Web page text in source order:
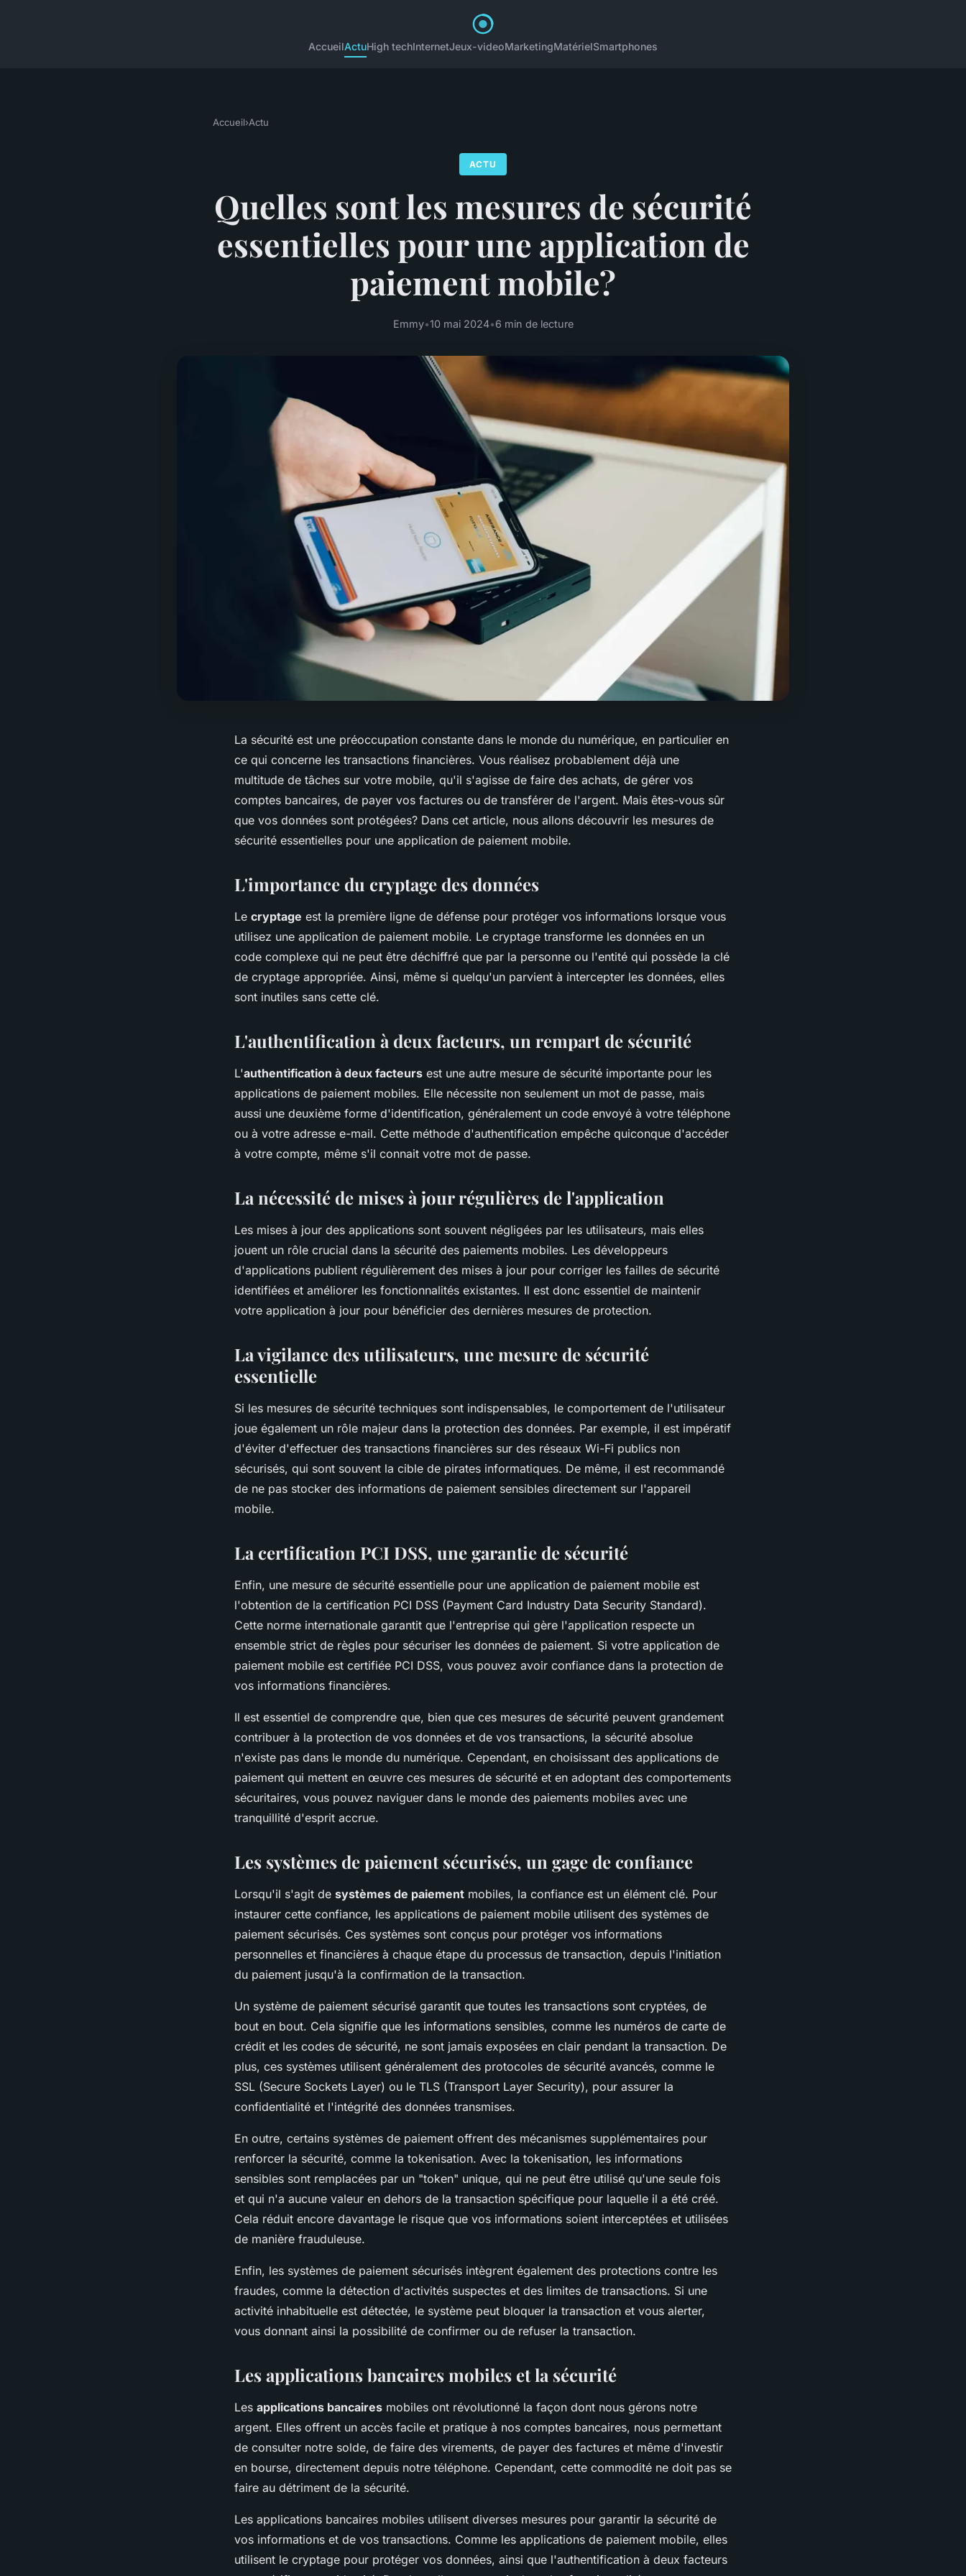
AccueilActuHigh techInternetJeux-videoMarketingMatérielSmartphones
Accueil›Actu
ACTU
Quelles sont les mesures de sécurité
essentielles pour une application de
paiement mobile?
Emmy•10 mai 2024•6 min de lecture
La sécurité est une préoccupation constante dans le monde du numérique, en particulier en
ce qui concerne les transactions financières. Vous réalisez probablement déjà une
multitude de tâches sur votre mobile, qu'il s'agisse de faire des achats, de gérer vos
comptes bancaires, de payer vos factures ou de transférer de l'argent. Mais êtes-vous sûr
que vos données sont protégées? Dans cet article, nous allons découvrir les mesures de
sécurité essentielles pour une application de paiement mobile.
L'importance du cryptage des données
Le cryptage est la première ligne de défense pour protéger vos informations lorsque vous
utilisez une application de paiement mobile. Le cryptage transforme les données en un
code complexe qui ne peut être déchiffré que par la personne ou l'entité qui possède la clé
de cryptage appropriée. Ainsi, même si quelqu'un parvient à intercepter les données, elles
sont inutiles sans cette clé.
L'authentification à deux facteurs, un rempart de sécurité
L'authentification à deux facteurs est une autre mesure de sécurité importante pour les
applications de paiement mobiles. Elle nécessite non seulement un mot de passe, mais
aussi une deuxième forme d'identification, généralement un code envoyé à votre téléphone
ou à votre adresse e-mail. Cette méthode d'authentification empêche quiconque d'accéder
à votre compte, même s'il connait votre mot de passe.
La nécessité de mises à jour régulières de l'application
Les mises à jour des applications sont souvent négligées par les utilisateurs, mais elles
jouent un rôle crucial dans la sécurité des paiements mobiles. Les développeurs
d'applications publient régulièrement des mises à jour pour corriger les failles de sécurité
identifiées et améliorer les fonctionnalités existantes. Il est donc essentiel de maintenir
votre application à jour pour bénéficier des dernières mesures de protection.
La vigilance des utilisateurs, une mesure de sécurité
essentielle
Si les mesures de sécurité techniques sont indispensables, le comportement de l'utilisateur
joue également un rôle majeur dans la protection des données. Par exemple, il est impératif
d'éviter d'effectuer des transactions financières sur des réseaux Wi-Fi publics non
sécurisés, qui sont souvent la cible de pirates informatiques. De même, il est recommandé
de ne pas stocker des informations de paiement sensibles directement sur l'appareil
mobile.
La certification PCI DSS, une garantie de sécurité
Enfin, une mesure de sécurité essentielle pour une application de paiement mobile est
l'obtention de la certification PCI DSS (Payment Card Industry Data Security Standard).
Cette norme internationale garantit que l'entreprise qui gère l'application respecte un
ensemble strict de règles pour sécuriser les données de paiement. Si votre application de
paiement mobile est certifiée PCI DSS, vous pouvez avoir confiance dans la protection de
vos informations financières.
Il est essentiel de comprendre que, bien que ces mesures de sécurité peuvent grandement
contribuer à la protection de vos données et de vos transactions, la sécurité absolue
n'existe pas dans le monde du numérique. Cependant, en choisissant des applications de
paiement qui mettent en œuvre ces mesures de sécurité et en adoptant des comportements
sécuritaires, vous pouvez naviguer dans le monde des paiements mobiles avec une
tranquillité d'esprit accrue.
Les systèmes de paiement sécurisés, un gage de confiance
Lorsqu'il s'agit de systèmes de paiement mobiles, la confiance est un élément clé. Pour
instaurer cette confiance, les applications de paiement mobile utilisent des systèmes de
paiement sécurisés. Ces systèmes sont conçus pour protéger vos informations
personnelles et financières à chaque étape du processus de transaction, depuis l'initiation
du paiement jusqu'à la confirmation de la transaction.
Un système de paiement sécurisé garantit que toutes les transactions sont cryptées, de
bout en bout. Cela signifie que les informations sensibles, comme les numéros de carte de
crédit et les codes de sécurité, ne sont jamais exposées en clair pendant la transaction. De
plus, ces systèmes utilisent généralement des protocoles de sécurité avancés, comme le
SSL (Secure Sockets Layer) ou le TLS (Transport Layer Security), pour assurer la
confidentialité et l'intégrité des données transmises.
En outre, certains systèmes de paiement offrent des mécanismes supplémentaires pour
renforcer la sécurité, comme la tokenisation. Avec la tokenisation, les informations
sensibles sont remplacées par un "token" unique, qui ne peut être utilisé qu'une seule fois
et qui n'a aucune valeur en dehors de la transaction spécifique pour laquelle il a été créé.
Cela réduit encore davantage le risque que vos informations soient interceptées et utilisées
de manière frauduleuse.
Enfin, les systèmes de paiement sécurisés intègrent également des protections contre les
fraudes, comme la détection d'activités suspectes et des limites de transactions. Si une
activité inhabituelle est détectée, le système peut bloquer la transaction et vous alerter,
vous donnant ainsi la possibilité de confirmer ou de refuser la transaction.
Les applications bancaires mobiles et la sécurité
Les applications bancaires mobiles ont révolutionné la façon dont nous gérons notre
argent. Elles offrent un accès facile et pratique à nos comptes bancaires, nous permettant
de consulter notre solde, de faire des virements, de payer des factures et même d'investir
en bourse, directement depuis notre téléphone. Cependant, cette commodité ne doit pas se
faire au détriment de la sécurité.
Les applications bancaires mobiles utilisent diverses mesures pour garantir la sécurité de
vos informations et de vos transactions. Comme les applications de paiement mobile, elles
utilisent le cryptage pour protéger vos données, ainsi que l'authentification à deux facteurs